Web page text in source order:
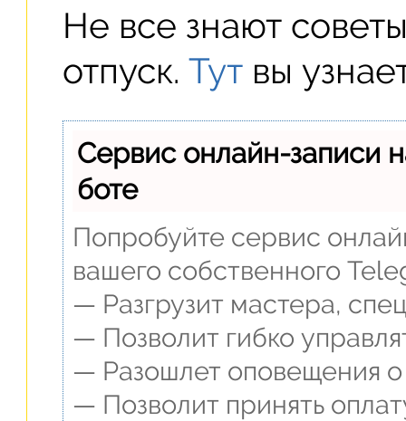
Не все знают
отпуск.Тут вы
Сервис онлайн-записи
боте
Попробуйте сервис
вашего собственного
— Разгрузит мастера,
— Позволит гибко
— Разошлет оповещения о
— Позволит принять